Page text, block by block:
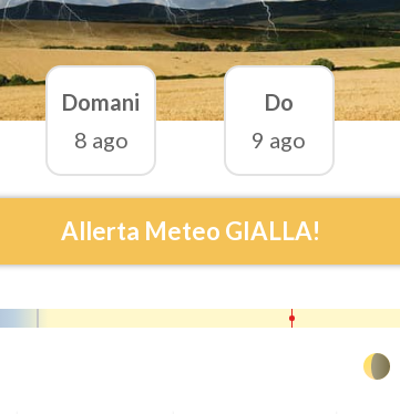
Domani
8 ago
Do
9 ago
Allerta Meteo GIALLA!